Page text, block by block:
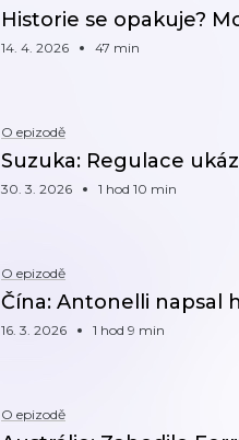
Historie se opakuje?
14. 4. 2026 47 min
O epizodě
Suzuka: Regulace
30. 3. 2026 1 hod 10 min
O epizodě
Čína: Antonelli napsal
16. 3. 2026 1 hod 9 min
O epizodě